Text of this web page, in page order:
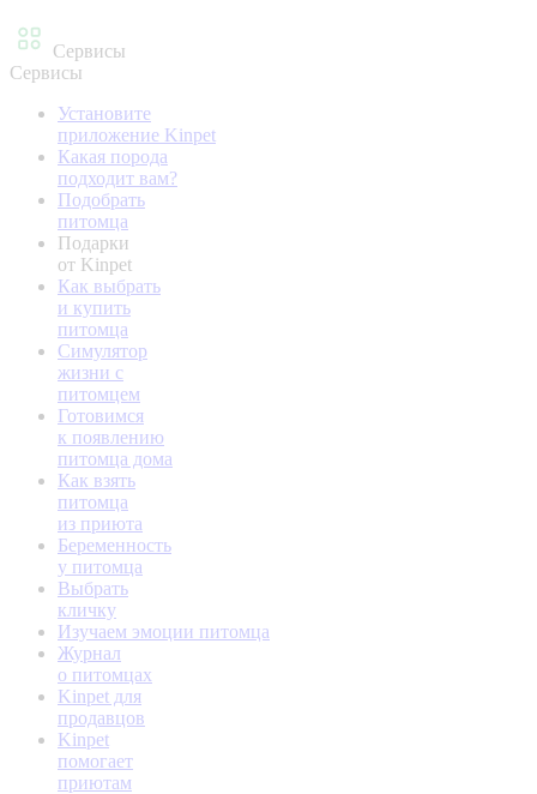
Сервисы
Сервисы
Установите
приложение Kinpet
Какая порода
подходит вам?
Подобрать
питомца
Подарки
от Kinpet
Как выбрать
и купить
питомца
Симулятор
жизни с
питомцем
Готовимся
к появлению
питомца дома
Как взять
питомца
из приюта
Беременность
у питомца
Выбрать
кличку
Изучаем эмоции питомца
Журнал
о питомцах
Kinpet для
продавцов
Kinpet
помогает
приютам